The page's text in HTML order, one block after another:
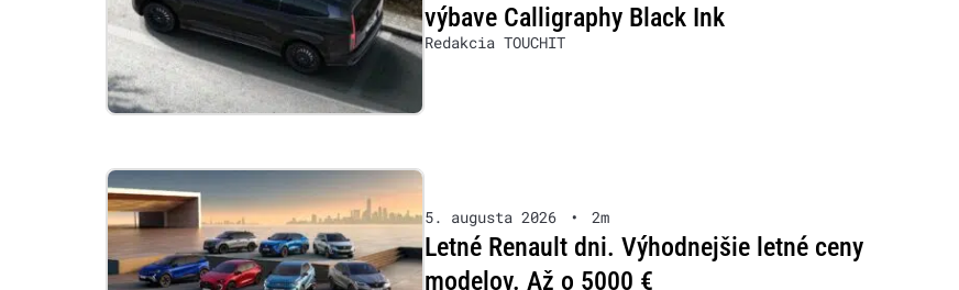
výbave Calligraphy Black Ink
Redakcia TOUCHIT
5. augusta 2026 • 2m
Letné Renault dni. Výhodnejšie letné ceny
modelov. Až o 5000 €